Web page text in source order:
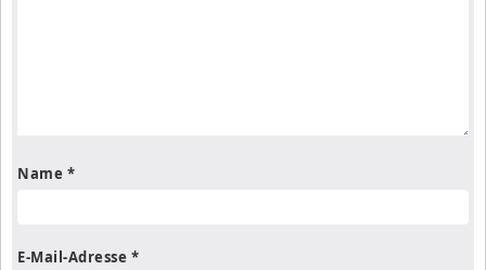
Name *
E-Mail-Adresse *